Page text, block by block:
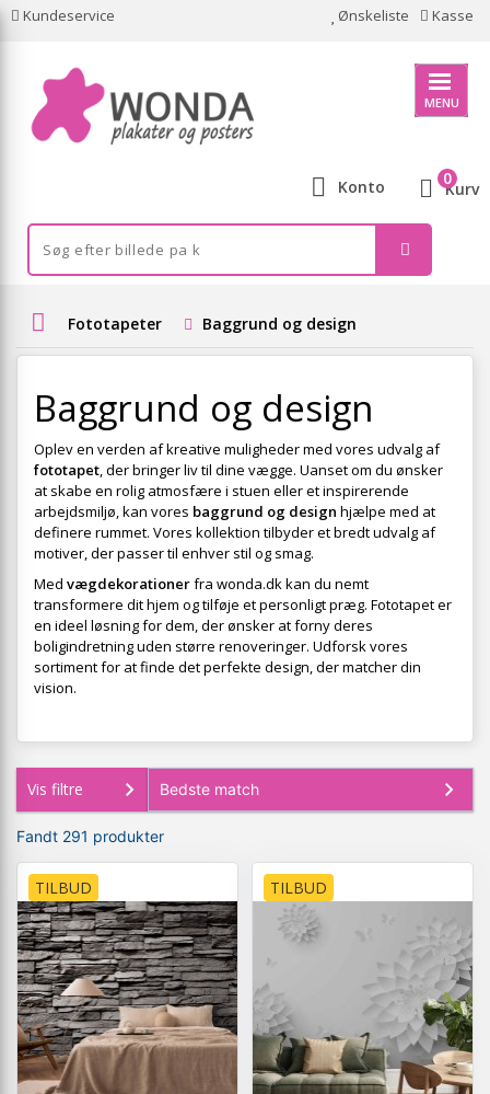
Kundeservice Ønskeliste Kasse
MENU
Konto Kurv
0
Fototapeter Baggrund og design
Baggrund og design
Oplev en verden af kreative muligheder med vores udvalg af
fototapet, der bringer liv til dine vægge. Uanset om du ønsker
at skabe en rolig atmosfære i stuen eller et inspirerende
arbejdsmiljø, kan vores baggrund og design hjælpe med at
definere rummet. Vores kollektion tilbyder et bredt udvalg af
motiver, der passer til enhver stil og smag.
Med vægdekorationerfra wonda.dk kan du nemt
transformere dit hjem og tilføje et personligt præg. Fototapet er
en ideel løsning for dem, der ønsker at forny deres
boligindretning uden større renoveringer. Udforsk vores
sortiment for at finde det perfekte design, der matcher din
vision.
Vis filtre
Fandt 291 produkter
TILBUD TILBUD